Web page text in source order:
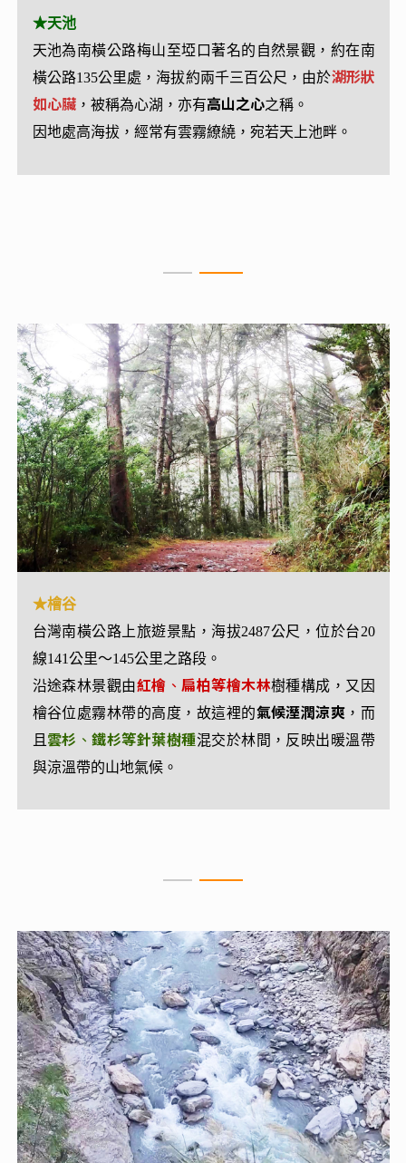
★天池
天池為南橫公路梅山至埡口著名的自然景觀，約在南
橫公路135公里處，海拔約兩千三百公尺，由於湖形狀
如心臟，被稱為心湖，亦有高山之心之稱。
因地處高海拔，經常有雲霧繚繞，宛若天上池畔。
★南部橫貫公路
主線，全長209公里，西起台南縣玉井鄉，經高雄寶
來至台東的海端。沿途高山峭壁，翠綠的原始森林，
景色非常壯麗。
高山、峽谷、雲海、老樹、溫泉、吊橋，春季的花
★檜谷
台灣南橫公路上旅遊景點，海拔2487公尺，位於台20
線141公里～145公里之路段。
沿途森林景觀由紅檜 、 扁柏等檜木林樹種構成，又因
檜谷位處霧林帶的高度，故這裡的氣候溼潤涼爽 ，而
且 雲杉 、鐵杉等針葉樹種混交於林間，反映出暖溫帶
與涼溫帶的山地氣候。
★埡口 大關山隧道
位於南橫公路147公里處，為南部橫貫公路的最高
點，也是高雄市桃源區與台東縣海端鄉的交界
埡口雲海、美景依舊波瀾壯闊，不少人拿起手機拍照
留念，直呼：「真的是人間仙境！」此處視野遼闊，
幸運的話可見到雲霧自山谷湧出，風起雲湧的氣勢讓
人震懾，許多遊客都會選擇在此稍作停留欣賞壯闊的